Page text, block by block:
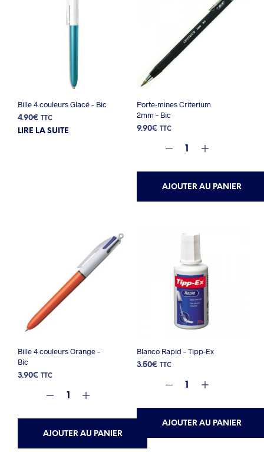
Bille 4 couleurs Glacé – Bic
4.90€ TTC
LIRE LA SUITE
Porte-mines Criterium
2mm – Bic
9.90€ TTC
AJOUTER AU PANIER
Bille 4 couleurs Orange –
Bic
3.90€ TTC
AJOUTER AU PANIER
Blanco Rapid – Tipp-Ex
3.50€ TTC
AJOUTER AU PANIER